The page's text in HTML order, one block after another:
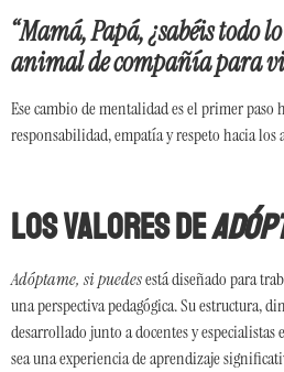
“Mamá, Papá, ¿sabéis todo
animal de compañía para
Ese cambio de mentalidad es el primer paso
responsabilidad, empatía y respeto hacia los
Los valores de
Adóptame, si puedesestá diseñado para
una perspectiva pedagógica. Su estructura,
desarrollado junto a docentes y especialistas
sea una experiencia de aprendizaje